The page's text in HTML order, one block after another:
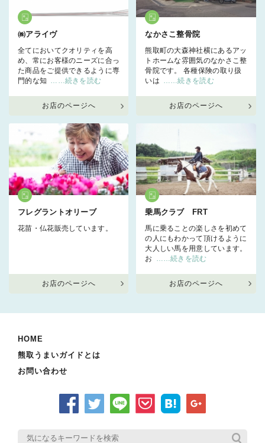
㈱アライヴ
全てにおいてクオリティを高
め、常にお客様のニーズに合っ
た商品をご提供できるように専
門的な知
……続きを読む
お店のページへ
なかさこ整骨院
熊取町の大森神社横にあるアッ
トホームな雰囲気のなかさこ整
骨院です。 各種保険の取り扱
いは
……続きを読む
お店のページへ
フレグラントオリーブ
花苗・仏花販売しています。
お店のページへ
乗馬クラブ FRT
馬に乗ることの楽しさを初めて
の人にもわかって頂けるように
大人しい馬を用意しています。
お
……続きを読む
お店のページへ
HOME
熊取うまいガイドとは
お問い合わせ